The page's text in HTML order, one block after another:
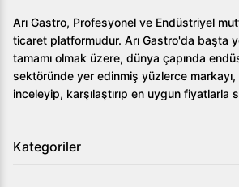
Öztiryakiler Self Servis Teşhir Dolabı,
kullanıcı dostu hem de çevreci bir
mutfak operasyonlarınızı optimize
özel teklifler için web sitemizi ziyaret
Arı Gastro, Profesyonel ve Endüstriyel
ticaret platformudur. Arı Gastro'da başta
tamamı olmak üzere, dünya çapında
sektöründe yer edinmiş yüzlerce
inceleyip, karşılaştırıp en uygun fiyatlarla
Kategoriler